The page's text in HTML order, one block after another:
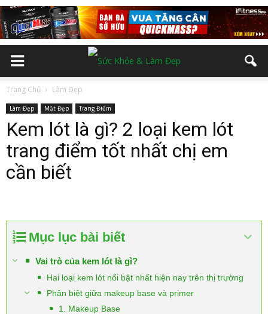
Trang Chủ Làm Đẹp
Làm Đẹp Mặt Đẹp Trang Điểm
Kem lót là gì? 2 loại kem lót
trang điểm tốt nhất chị em
cần biết
Mục lục bài biết
Vai trò của kem lót là gì?
Hai loại kem lót nổi bật nhất hiện nay trên thị trường
Phân biệt giữa makeup base và primer
1. Makeup Base